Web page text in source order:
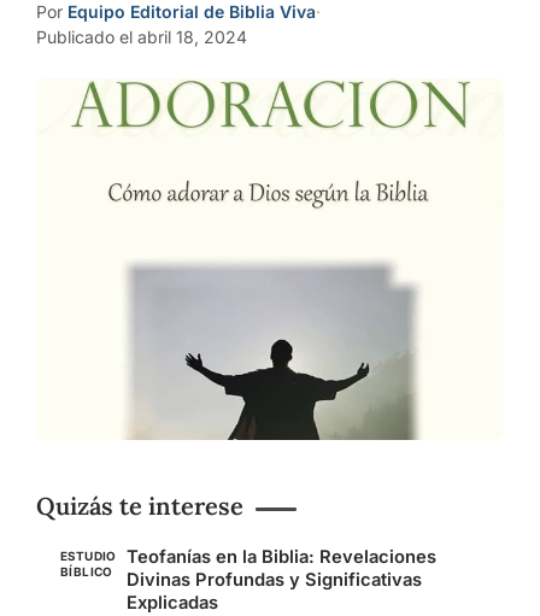
Por Equipo Editorial de Biblia Viva·
Publicado el abril 18, 2024
Quizás te interese
ESTUDIO
BÍBLICO
Teofanías en la Biblia: Revelaciones
Divinas Profundas y Significativas
Explicadas